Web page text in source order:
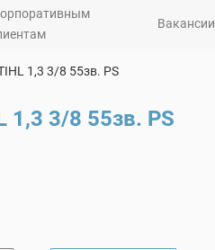
Вакансии
1,3 3/8 55зв. PS
1,3 3/8 55зв. PS